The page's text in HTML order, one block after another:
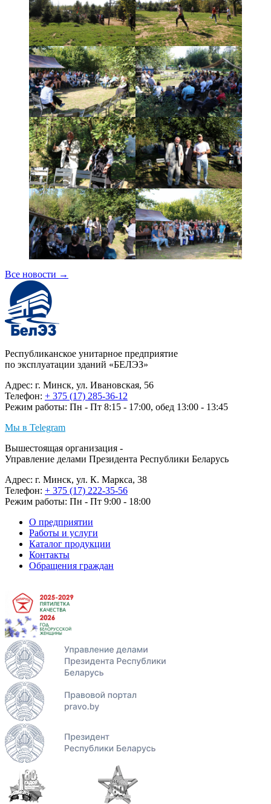
Все новости →
Республиканское унитарное предприятие
по эксплуатации зданий «БЕЛЭЗ»
Адрес: г. Минск, ул. Ивановская, 56
Телефон: + 375 (17) 285-36-12
Режим работы: Пн - Пт 8:15 - 17:00, обед 13:00 - 13:45
Мы в Telegram
Вышестоящая организация -
Управление делами Президента Республики Беларусь
Адрес: г. Минск, ул. К. Маркса, 38
Телефон: + 375 (17) 222-35-56
Режим работы: Пн - Пт 9:00 - 18:00
О предприятии
Работы и услуги
Каталог продукции
Контакты
Обращения граждан